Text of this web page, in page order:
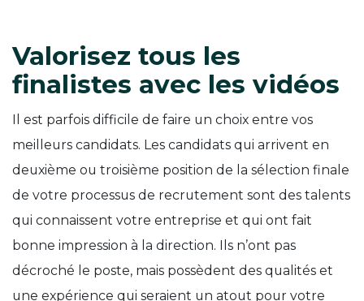
Valorisez tous les
finalistes avec les vidéos
Il est parfois difficile de faire un choix entre vos
meilleurs candidats. Les candidats qui arrivent en
deuxième ou troisième position de la sélection finale
de votre processus de recrutement sont des talents
qui connaissent votre entreprise et qui ont fait
bonne impression à la direction. Ils n’ont pas
décroché le poste, mais possèdent des qualités et
une expérience qui seraient un atout pour votre